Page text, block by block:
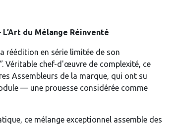
du Mélange Réinventé
réédition en série limitée de son
. Véritable chef-d'œuvre de complexité, ce
Assembleurs de la marque, qui ont su
— une prouesse considérée comme
ce mélange exceptionnel assemble des